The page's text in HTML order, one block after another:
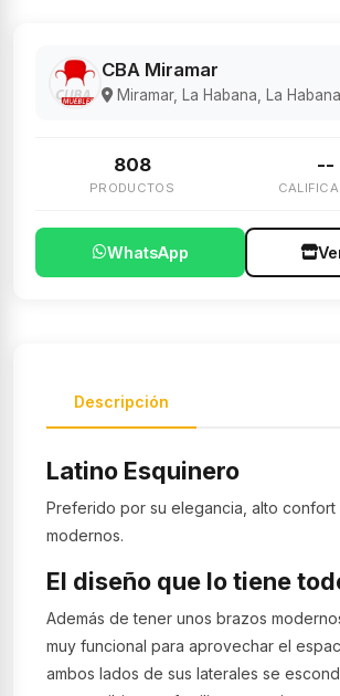
CBA Miramar
Miramar, La Habana, La Habana
808
PRODUCTOS
--
WhatsApp
Descripción
Latino Esquinero
Preferido por su elegancia, alto confort
modernos.
El diseño que lo tiene
Además de tener unos brazos
muy funcional para aprovechar el
ambos lados de sus laterales se